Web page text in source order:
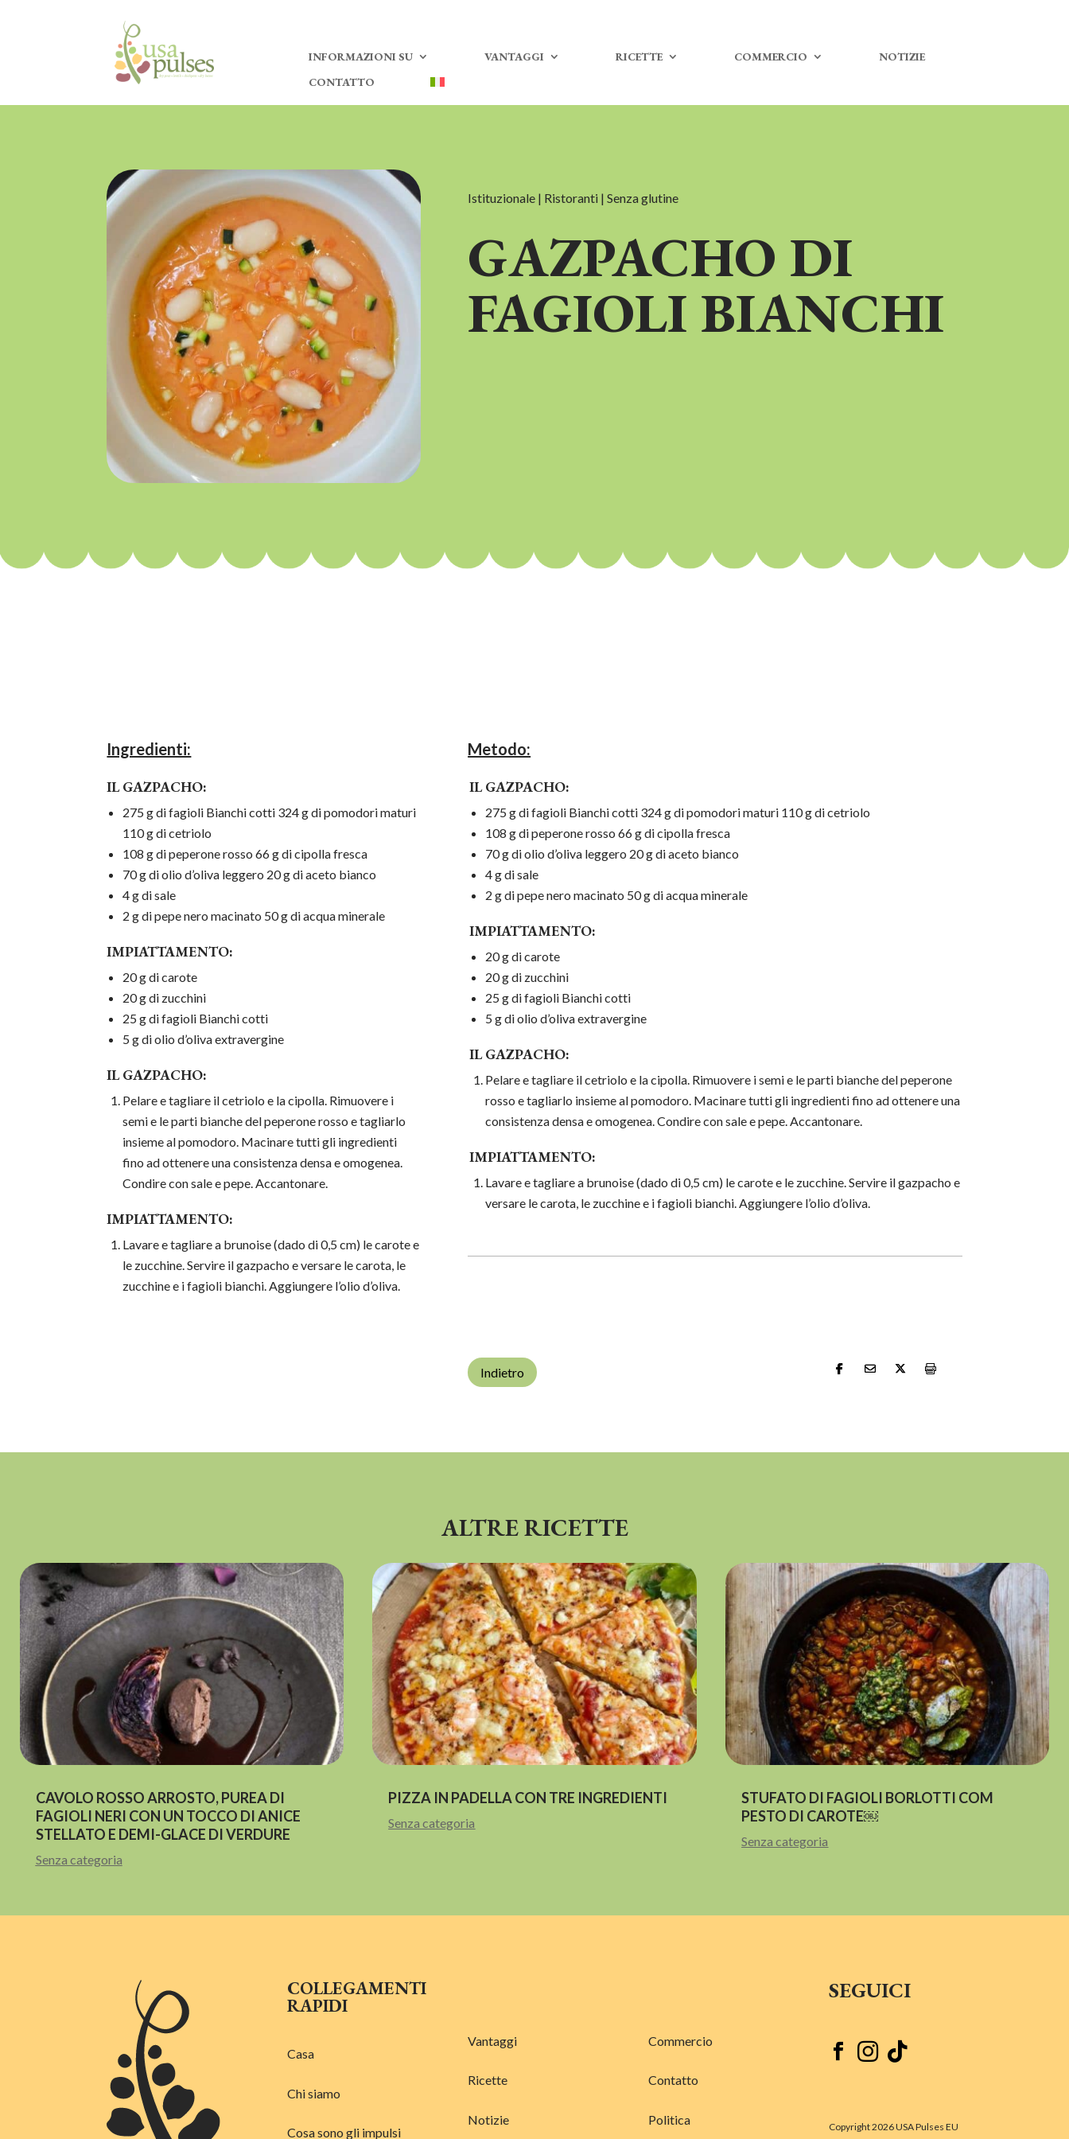
INFORMAZIONI SU VANTAGGI RICETTE COMMERCIO
NOTIZIE
CONTATTO
Istituzionale | Ristoranti | Senza glutine
GAZPACHO DI
FAGIOLI BIANCHI
Ingredienti:
IL GAZPACHO:
275 g di fagioli Bianchi cotti 324 g di pomodori maturi
110 g di cetriolo
108 g di peperone rosso 66 g di cipolla fresca
70 g di olio d’oliva leggero 20 g di aceto bianco
4 g di sale
2 g di pepe nero macinato 50 g di acqua minerale
IMPIATTAMENTO:
20 g di carote
20 g di zucchini
25 g di fagioli Bianchi cotti
5 g di olio d’oliva extravergine
IL GAZPACHO:
Pelare e tagliare il cetriolo e la cipolla. Rimuovere i
semi e le parti bianche del peperone rosso e tagliarlo
insieme al pomodoro. Macinare tutti gli ingredienti
fino ad ottenere una consistenza densa e omogenea.
Condire con sale e pepe. Accantonare.
IMPIATTAMENTO:
Lavare e tagliare a brunoise (dado di 0,5 cm) le carote e
le zucchine. Servire il gazpacho e versare le carota, le
zucchine e i fagioli bianchi. Aggiungere l’olio d’oliva.
Metodo:
IL GAZPACHO:
275 g di fagioli Bianchi cotti 324 g di pomodori maturi 110 g di cetriolo
108 g di peperone rosso 66 g di cipolla fresca
70 g di olio d’oliva leggero 20 g di aceto bianco
4 g di sale
2 g di pepe nero macinato 50 g di acqua minerale
IMPIATTAMENTO:
20 g di carote
20 g di zucchini
25 g di fagioli Bianchi cotti
5 g di olio d’oliva extravergine
IL GAZPACHO:
Pelare e tagliare il cetriolo e la cipolla. Rimuovere i semi e le parti bianche del peperone
rosso e tagliarlo insieme al pomodoro. Macinare tutti gli ingredienti fino ad ottenere una
consistenza densa e omogenea. Condire con sale e pepe. Accantonare.
IMPIATTAMENTO:
Lavare e tagliare a brunoise (dado di 0,5 cm) le carote e le zucchine. Servire il gazpacho e
versare le carota, le zucchine e i fagioli bianchi. Aggiungere l’olio d’oliva.
Indietro
ALTRE RICETTE
CAVOLO ROSSO ARROSTO, PUREA DI
FAGIOLI NERI CON UN TOCCO DI ANICE
STELLATO E DEMI-GLACE DI VERDURE
Senza categoria
PIZZA IN PADELLA CON TRE INGREDIENTI
Senza categoria
STUFATO DI FAGIOLI BORLOTTI COM
PESTO DI CAROTE￼
Senza categoria
COLLEGAMENTI
RAPIDI
Casa
Chi siamo
Cosa sono gli impulsi
Vantaggi
Ricette
Notizie
Commercio
Contatto
Politica
SEGUICI
  
Copyright 2026 USA Pulses EU